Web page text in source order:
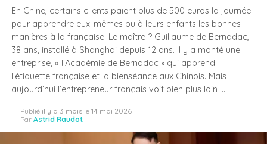
En Chine, certains clients paient plus de 500 euros la journée
pour apprendre eux-mêmes ou à leurs enfants les bonnes
manières à la française. Le maître ? Guillaume de Bernadac,
38 ans, installé à Shanghai depuis 12 ans. Il y a monté une
entreprise, « l’Académie de Bernadac » qui apprend
l’étiquette française et la bienséance aux Chinois. Mais
aujourd’hui l’entrepreneur français voit bien plus loin …
Publié il y a 3 mois le 14 mai 2026
Par Astrid Raudot